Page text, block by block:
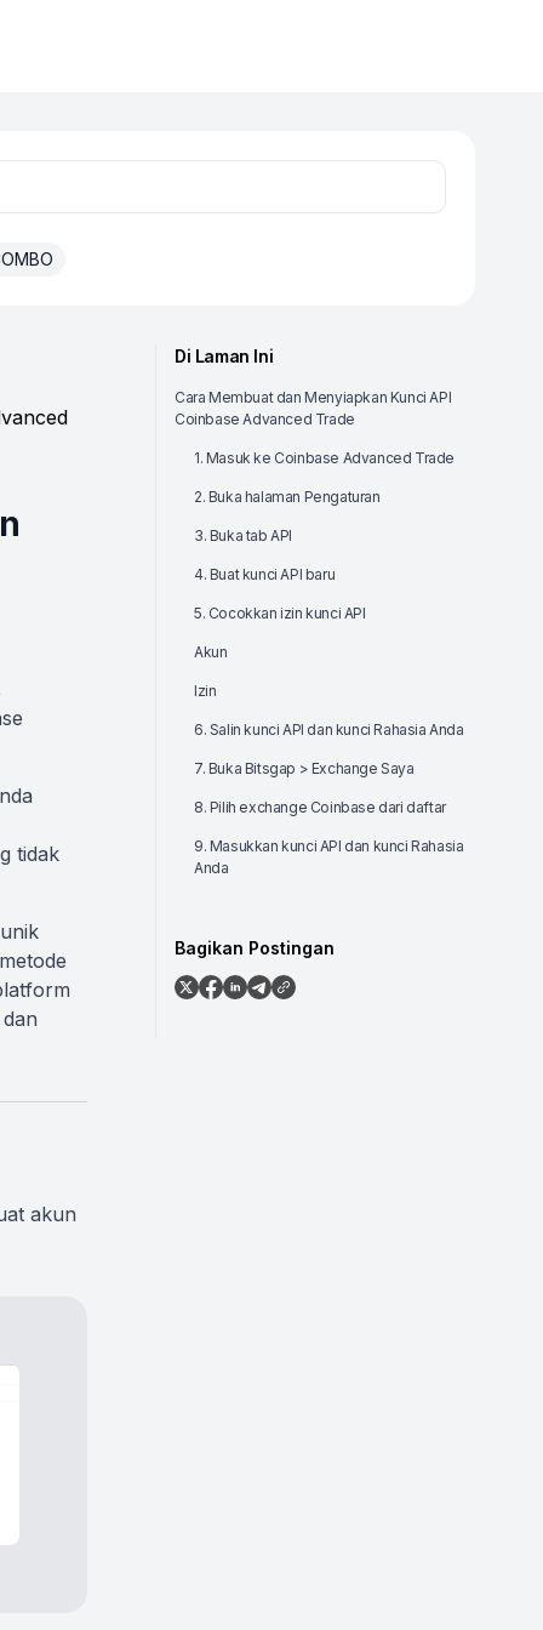
tidak
akun
Di Laman Ini
Cara Membuat dan Menyiapkan Kunci API
Coinbase Advanced Trade
1. Masuk ke Coinbase Advanced Trade
2. Buka halaman Pengaturan
3. Buka tab API
4. Buat kunci API baru
5. Cocokkan izin kunci API
Akun
Izin
6. Salin kunci API dan kunci Rahasia Anda
7. Buka Bitsgap > Exchange Saya
8. Pilih exchange Coinbase dari daftar
9. Masukkan kunci API dan kunci Rahasia
Anda
Bagikan Postingan